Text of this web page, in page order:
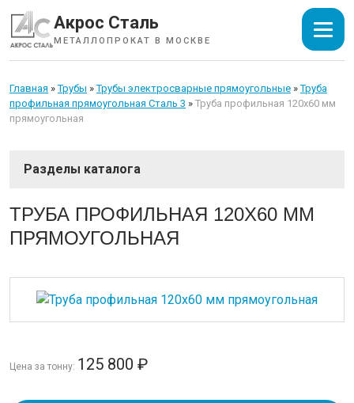
Акрос Сталь
МЕТАЛЛОПРОКАТ В МОСКВЕ
Главная »Трубы »Трубы электросварные прямоугольные »Труба
профильная прямоугольная Сталь 3 » Труба профильная 120х60 мм
прямоугольная
СОРТОВОЙ ПРОКАТ
ТРУБЫ
Трубы электросварные квадратные
Трубы горячедеформированные
ТРУБА ПРОФИЛЬНАЯ 120Х60 ММ
ПРЯМОУГОЛЬНАЯ
Цена за тонну: 125 800 ₽